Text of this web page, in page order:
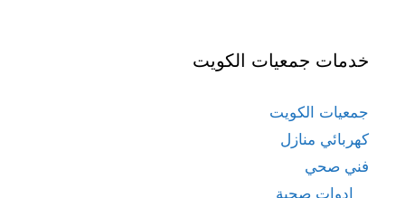
خدمات جمعيات الكويت
جمعيات الكويت
كهربائي منازل
فني صحي
ادوات صحية